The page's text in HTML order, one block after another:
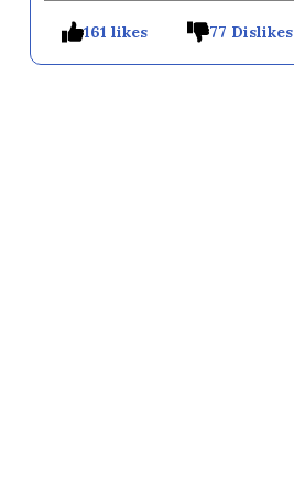
161 likes 77 Dislikes